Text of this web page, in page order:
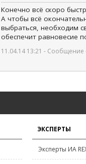
Конечно всё скоро
А чтобы всё
выбраться, необходим
обеспечит равновесие
11.04.14 13:21 -
ЭКСПЕРТЫ
Эксперты ИА